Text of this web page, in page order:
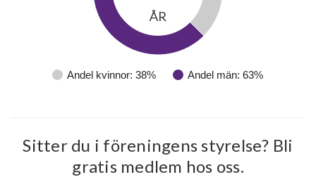
Andel kvinnor: 38% Andel män: 63%
ÅR
Sitter du i föreningens styrelse? Bli
gratis medlem hos oss.